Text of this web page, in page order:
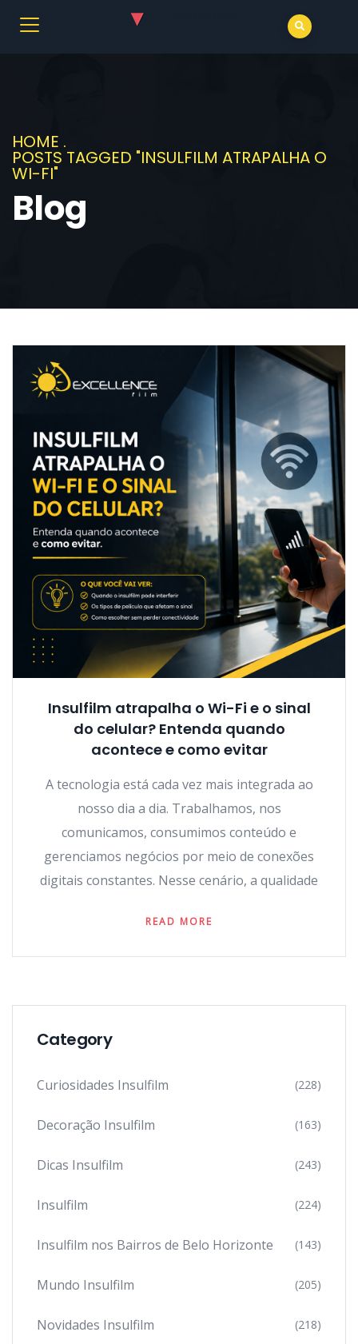
HOME .
POSTS TAGGED "INSULFILM ATRAPALHA O
WI-FI"
Blog
Insulfilm atrapalha o Wi-Fi e o sinal
do celular? Entenda quando
acontece e como evitar
A tecnologia está cada vez mais integrada ao
nosso dia a dia. Trabalhamos, nos
comunicamos, consumimos conteúdo e
gerenciamos negócios por meio de conexões
digitais constantes. Nesse cenário, a qualidade
READ MORE
Category
Curiosidades Insulfilm (228)
Decoração Insulfilm (163)
Dicas Insulfilm (243)
Insulfilm (224)
Insulfilm nos Bairros de Belo Horizonte (143)
Mundo Insulfilm (205)
Novidades Insulfilm (218)